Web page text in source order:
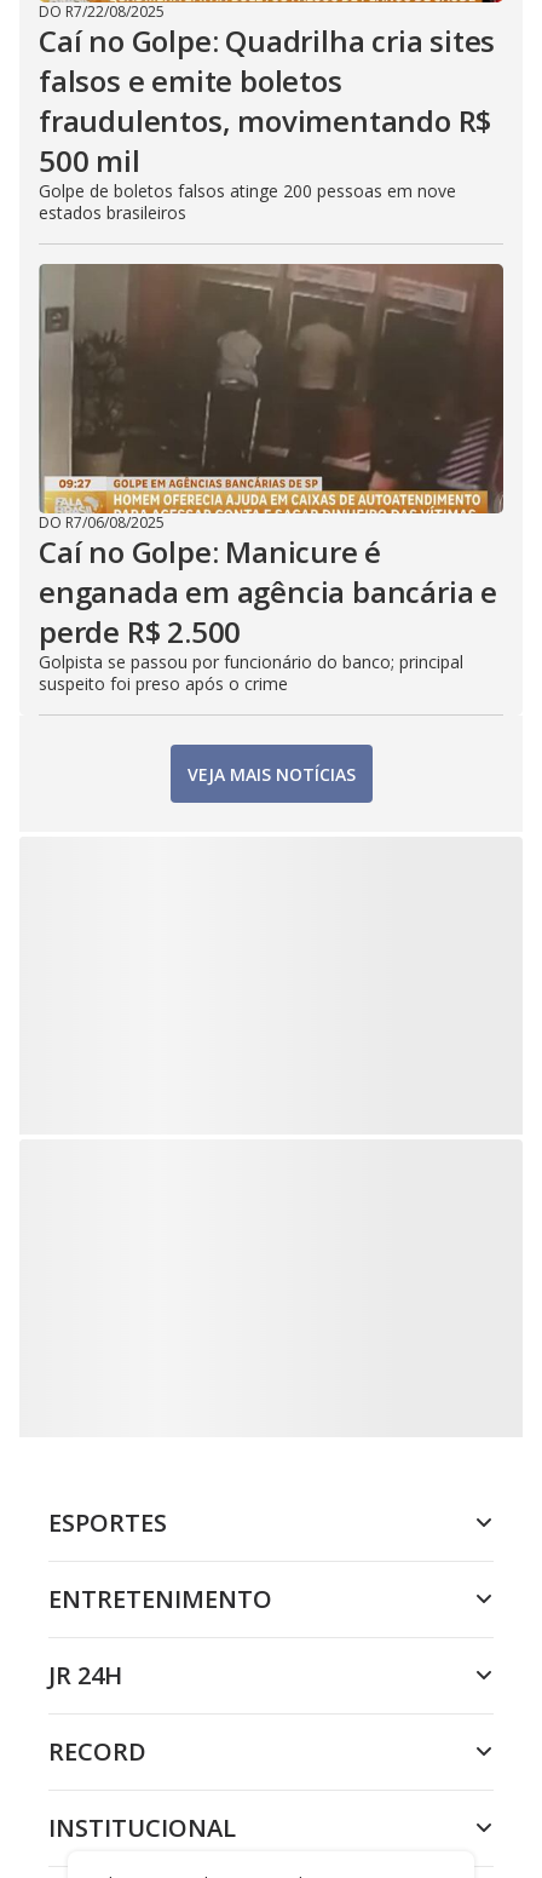
DO R7/22/08/2025
Caí no Golpe: Quadrilha cria sites
falsos e emite boletos
fraudulentos, movimentando R$
500 mil
Golpe de boletos falsos atinge 200 pessoas em nove
estados brasileiros
DO R7/06/08/2025
Caí no Golpe: Manicure é
enganada em agência bancária e
perde R$ 2.500
Golpista se passou por funcionário do banco; principal
suspeito foi preso após o crime
VEJA MAIS NOTÍCIAS
ESPORTES
ENTRETENIMENTO
JR 24H
RECORD
INSTITUCIONAL